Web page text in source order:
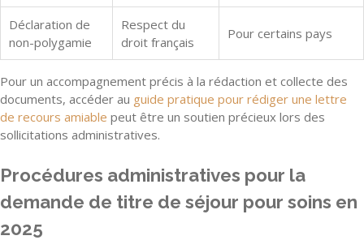
Déclaration de
non-polygamie
Respect du
droit français
Pour certains pays
Pour un accompagnement précis à la rédaction et collecte des
documents, accéder au guide pratique pour rédiger une lettre
de recours amiable peut être un soutien précieux lors des
sollicitations administratives.
Procédures administratives pour la
demande de titre de séjour pour soins en
2025